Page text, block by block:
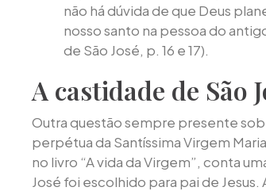
não há dúvida de que Deus
nosso santo na pessoa do
de São José, p. 16 e 17).
A castidade de São
Outra questão sempre presente
perpétua da Santíssima Virgem
no livro “A vida da Virgem”, conta
José foi escolhido para pai de